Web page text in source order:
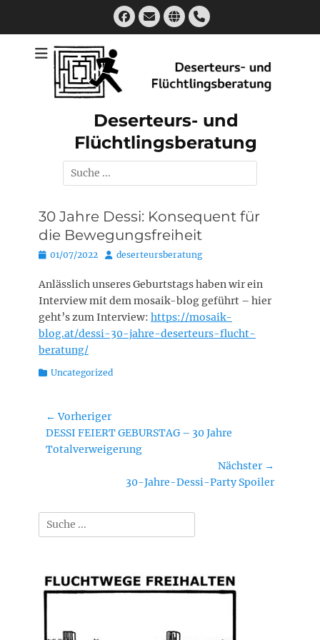
Facebook
E-
Mail
WebsiteHandset
Deserteurs- und
Flüchtlingsberatung
Suchen
nach:
30 Jahre Dessi: Konsequent für
die Bewegungsfreiheit
Posted
01/07/2022 Autordeserteursberatung
Anlässlich unseres Geburtstags haben wir ein
Interview mit dem mosaik-blog geführt – hier
geht’s zum Interview: https://mosaik-
blog.at/dessi-30-jahre-deserteurs-flucht-
beratung/
Kategorien
Uncategorized
Beitragsnavigation
← Vorheriger
Vorheriger
Beitrag:
DESSI FEIERT GEBURSTAG – 30 Jahre
Totalverweigerung
Nächster →
30-Jahre-Dessi-Party Spoiler
Suchen
nach: